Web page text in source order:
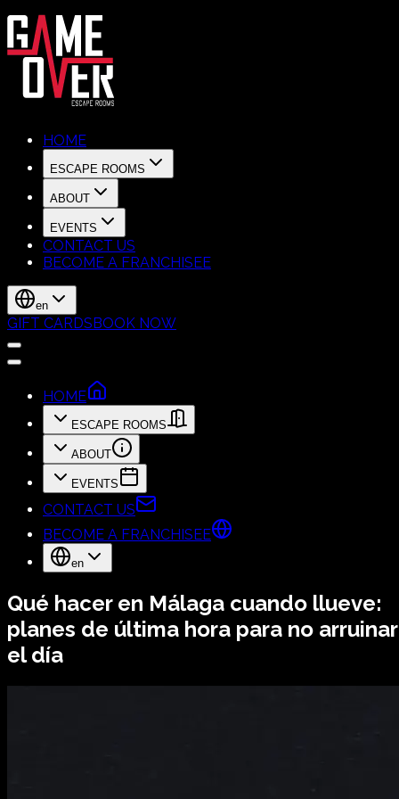
HOME
ESCAPE ROOMS
ABOUT
EVENTS
CONTACT US
BECOME A FRANCHISEE
en
GIFT CARDSBOOK NOW
HOME
ESCAPE ROOMS
ABOUT
EVENTS
CONTACT US
BECOME A FRANCHISEE
en
Qué hacer en Málaga cuando llueve:
planes de última hora para no arruinar
el día